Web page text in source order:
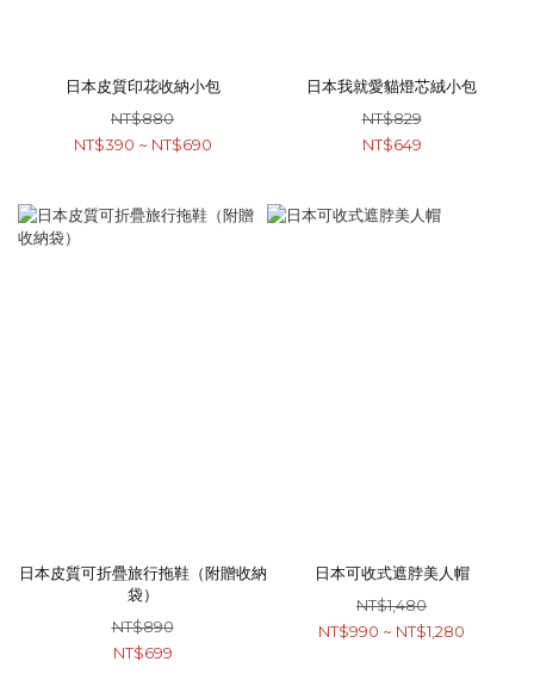
日本皮質印花收納小包
NT$880
NT$390 ~ NT$690
日本我就愛貓燈芯絨小包
NT$829
NT$649
日本皮質可折疊旅行拖鞋（附贈收納
袋）
NT$890
NT$699
日本可收式遮脖美人帽
NT$1,480
NT$990 ~ NT$1,280